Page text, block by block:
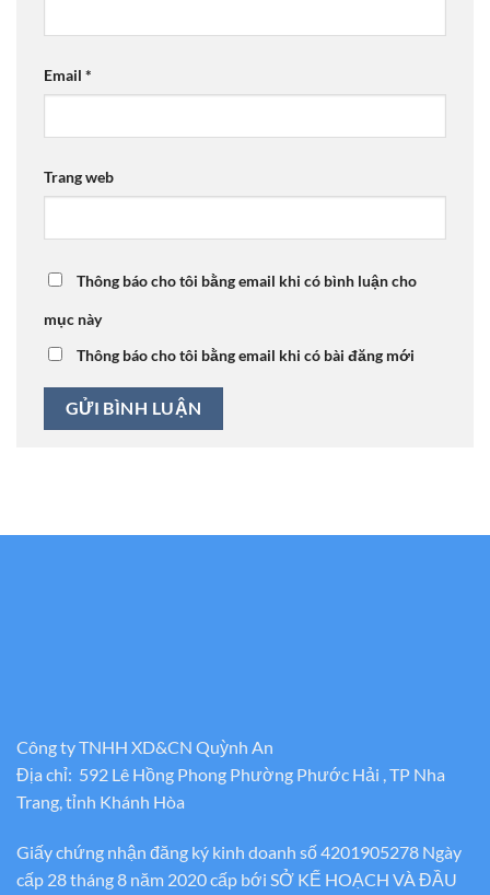
Email *
Trang web
Thông báo cho tôi bằng email khi có bình luận cho
mục này
Thông báo cho tôi bằng email khi có bài đăng mới
Công ty TNHH XD&CN Quỳnh An
Địa chỉ: 592 Lê Hồng Phong Phường Phước Hải , TP Nha
Trang, tỉnh Khánh Hòa
Giấy chứng nhận đăng ký kinh doanh số 4201905278 Ngày
cấp 28 tháng 8 năm 2020 cấp bới SỞ KẾ HOẠCH VÀ ĐẦU